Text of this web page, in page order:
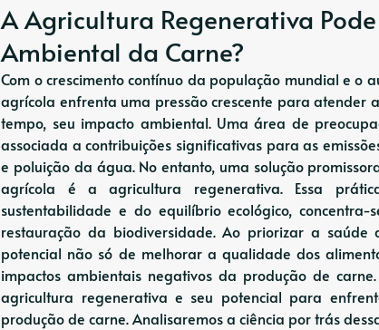
A Agricultura Regenerativa
Ambiental da Carne?
Com o crescimento contínuo da população mundial e o
agrícola enfrenta uma pressão crescente para atender
tempo, seu impacto ambiental. Uma área de
associada a contribuições significativas para as
e poluição da água. No entanto, uma solução
agrícola é a agricultura regenerativa. Essa
sustentabilidade e do equilíbrio ecológico,
restauração da biodiversidade. Ao priorizar a
potencial não só de melhorar a qualidade dos
impactos ambientais negativos da produção de
agricultura regenerativa e seu potencial para
produção de carne. Analisaremos a ciência por trás